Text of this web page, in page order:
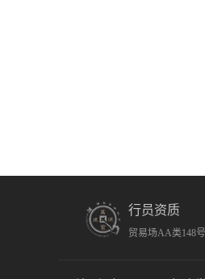
行员资质
贸易场AA类148